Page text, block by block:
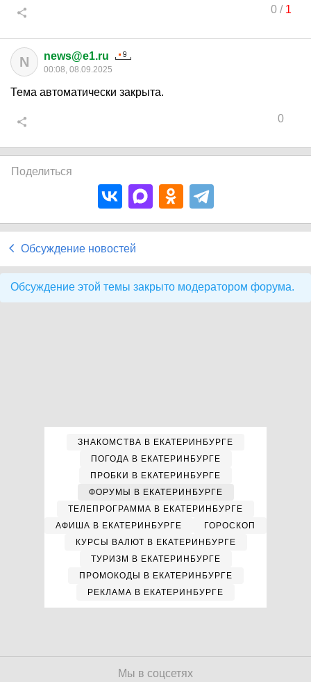
0/ 1
N news@e1.ru
00:08, 08.09.2025
Тема автоматически закрыта.
0
Поделиться
Обсуждение новостей
Обсуждение этой темы закрыто модератором форума.
ЗНАКОМСТВА В ЕКАТЕРИНБУРГЕ
ПОГОДА В ЕКАТЕРИНБУРГЕ
ПРОБКИ В ЕКАТЕРИНБУРГЕ
ФОРУМЫ В ЕКАТЕРИНБУРГЕ
ТЕЛЕПРОГРАММА В ЕКАТЕРИНБУРГЕ
АФИША В ЕКАТЕРИНБУРГЕ
ГОРОСКОП
КУРСЫ ВАЛЮТ В ЕКАТЕРИНБУРГЕ
ТУРИЗМ В ЕКАТЕРИНБУРГЕ
ПРОМОКОДЫ В ЕКАТЕРИНБУРГЕ
РЕКЛАМА В ЕКАТЕРИНБУРГЕ
Мы в соцсетях